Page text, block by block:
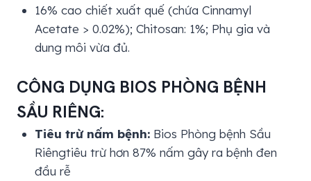
16% cao chiết xuất quế (chứa Cinnamyl
Acetate > 0.02%); Chitosan: 1%; Phụ gia và
dung môi vừa đủ.
CÔNG DỤNG BIOS PHÒNG BỆNH
SẦU RIÊNG:
Tiêu trừ nấm bệnh: Bios Phòng bệnh Sầu
Riêngtiêu trừ hơn 87% nấm gây ra bệnh đen
đầu rễ